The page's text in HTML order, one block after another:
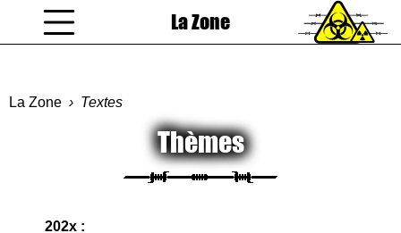
La Zone
La Zone Textes
Thèmes
202x :